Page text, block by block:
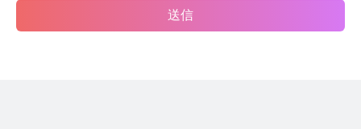
送信